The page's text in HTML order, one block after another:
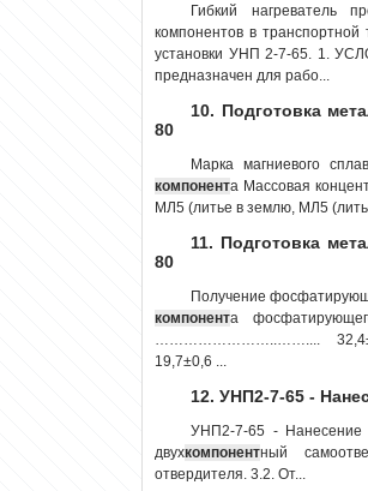
Гибкий нагреватель
компонентов в
установки УНП 2-7-65. 1.
предназначен для рабо...
10. Подготовка
80
Марка магниевого
компонента Массовая
МЛ5 (литье в землю, МЛ5
11. Подготовка
80
Получение
компонента
……………………..……....
19,7±0,6 ...
12. УНП2-7-65 -
УНП2-7-65 - Нанесение
двухкомпонентный
отвердителя. 3.2. От...